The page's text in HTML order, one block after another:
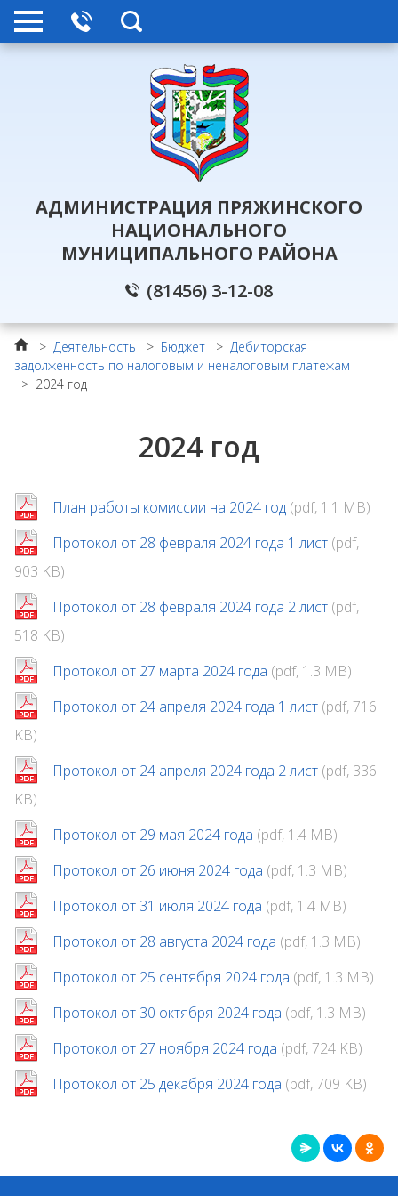
АДМИНИСТРАЦИЯ ПРЯЖИНСКОГО
НАЦИОНАЛЬНОГО
МУНИЦИПАЛЬНОГО РАЙОНА
(81456) 3-12-08
> Деятельность > Бюджет > Дебиторская
задолженность по налоговым и неналоговым платежам
> 2024 год
2024 год
План работы комиссии на 2024 год (pdf, 1.1 MB)
Протокол от 28 февраля 2024 года 1 лист (pdf,
903 KB)
Протокол от 28 февраля 2024 года 2 лист (pdf,
518 KB)
Протокол от 27 марта 2024 года (pdf, 1.3 MB)
Протокол от 24 апреля 2024 года 1 лист (pdf, 716
KB)
Протокол от 24 апреля 2024 года 2 лист (pdf, 336
KB)
Протокол от 29 мая 2024 года (pdf, 1.4 MB)
Протокол от 26 июня 2024 года (pdf, 1.3 MB)
Протокол от 31 июля 2024 года (pdf, 1.4 MB)
Протокол от 28 августа 2024 года (pdf, 1.3 MB)
Протокол от 25 сентября 2024 года (pdf, 1.3 MB)
Протокол от 30 октября 2024 года (pdf, 1.3 MB)
Протокол от 27 ноября 2024 года (pdf, 724 KB)
Протокол от 25 декабря 2024 года (pdf, 709 KB)